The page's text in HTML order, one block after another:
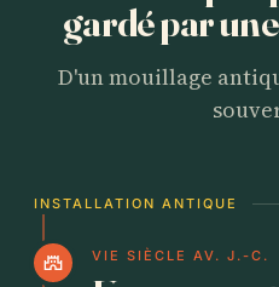
gardé par
D'un mouillage
INSTALLATION ANTIQUE
castle VIE SIÈCLE AV. J.-C.